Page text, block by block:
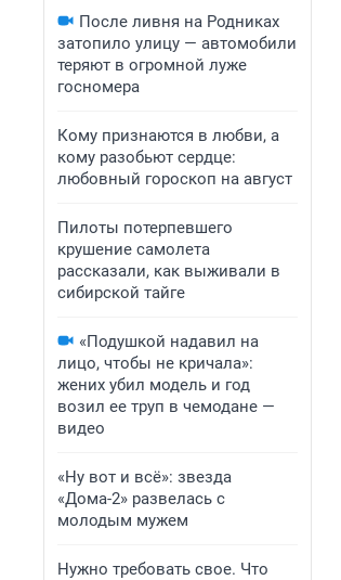
После ливня на Родниках
затопило улицу — автомобили
теряют в огромной луже
госномера
Кому признаются в любви, а
кому разобьют сердце:
любовный гороскоп на август
Пилоты потерпевшего
крушение самолета
рассказали, как выживали в
сибирской тайге
«Подушкой надавил на
лицо, чтобы не кричала»:
жених убил модель и год
возил ее труп в чемодане —
видео
«Ну вот и всё»: звезда
«Дома-2» развелась с
молодым мужем
Нужно требовать свое. Что